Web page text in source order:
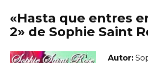
«Hasta que entres
2» de Sophie Saint
Autor: